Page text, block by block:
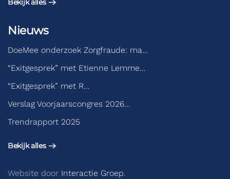
Bekijk alles
Nieuws
DoeMee onderzoek Zorgfraude: ma…
“Exitgesprek” met Etienne Lemme…
“Exitgesprek” met R…
Verslag Voorjaarscongres 2026…
Trendrapport 2025
Bekijk alles
Website door Interactie Groep.